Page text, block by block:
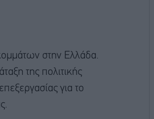
στην Ελλάδα.
της πολιτικής
για το